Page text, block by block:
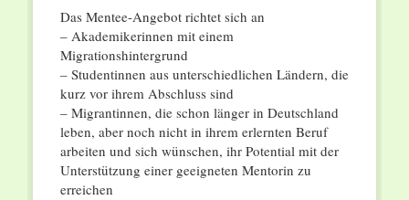
Das Mentee-Angebot richtet sich an
– Akademikerinnen mit einem
Migrationshintergrund
– Studentinnen aus unterschiedlichen Ländern, die
kurz vor ihrem Abschluss sind
– Migrantinnen, die schon länger in Deutschland
leben, aber noch nicht in ihrem erlernten Beruf
arbeiten und sich wünschen, ihr Potential mit der
Unterstützung einer geeigneten Mentorin zu
erreichen